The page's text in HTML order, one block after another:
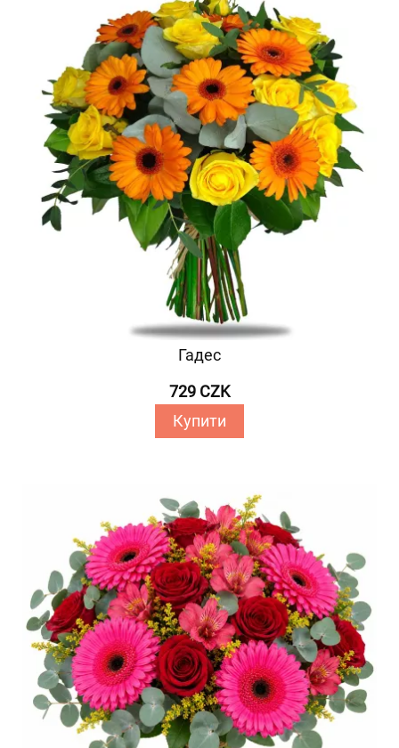
Гадес
729 CZK
Купити